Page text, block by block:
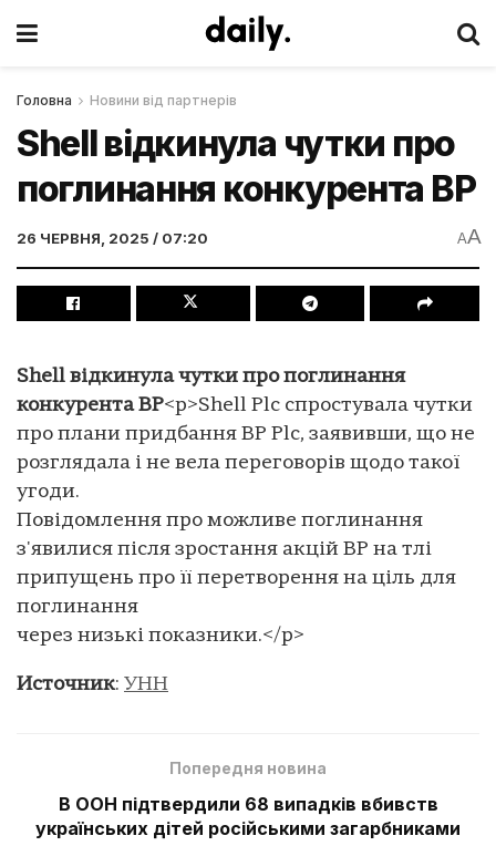
Головна Новини від партнерів
Shell відкинула чутки про
поглинання конкурента BP
26 ЧЕРВНЯ, 2025 / 07:20 AA
Shell відкинула чутки про поглинання
конкурента BP<p>Shell Plc спростувала чутки
про плани придбання BP Plc, заявивши, що не
розглядала і не вела переговорів щодо такої
угоди.
Повідомлення про можливе поглинання
з'явилися після зростання акцій BP на тлі
припущень про її перетворення на ціль для
поглинання
через низькі показники.</p>
Источник: УНН
Попередня новина
В ООН підтвердили 68 випадків вбивств
українських дітей російськими загарбниками